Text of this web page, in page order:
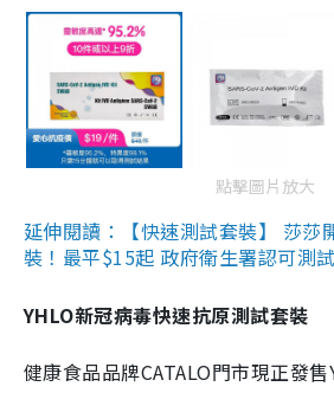
點擊圖片放大
延伸閱讀：【快速測試套裝】 莎莎
裝！最平$15起 政府衛生署認可測
YHLO新冠病毒快速抗原測試套裝
健康食品品牌CATALO門市現正發